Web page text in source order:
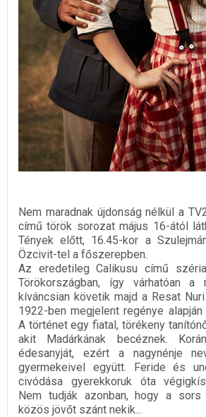
Nem maradnak újdonság nélkül a
című török sorozat május 16-ától
Tények előtt, 16.45-kor a
Özcivit-tel a főszerepben.
Az eredetileg Calikusu című
Törökországban, így várhatóan
kíváncsian követik majd a Resat
1922-ben megjelent regénye
A történet egy fiatal, törékeny
akit Madárkának becéznek.
édesanyját, ezért a nagynénje
gyermekeivel együtt. Feride és
civódása gyerekkoruk óta
Nem tudják azonban, hogy a
közös jövőt szánt nekik...